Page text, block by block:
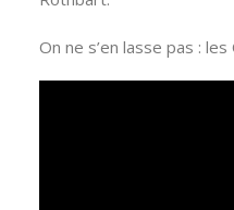
On ne s’en lasse pas :